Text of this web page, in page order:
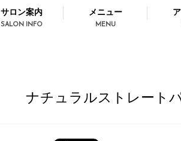
サロン案内
SALON INFO
メニュー
MENU
ナチュラルストレート